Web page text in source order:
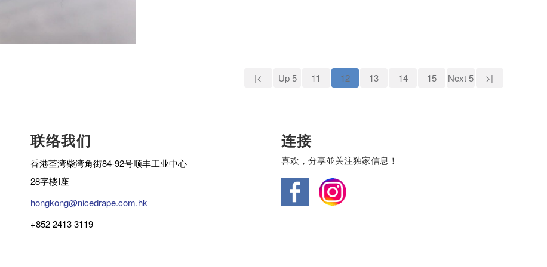
|< Up 5 11 12 13 14 15 Next 5 >|
联络我们
香港荃湾柴湾角街84-92号顺丰工业中心
28字楼I座
hongkong@nicedrape.com.hk
+852 2413 3119
连接
喜欢，分享並关注独家信息！